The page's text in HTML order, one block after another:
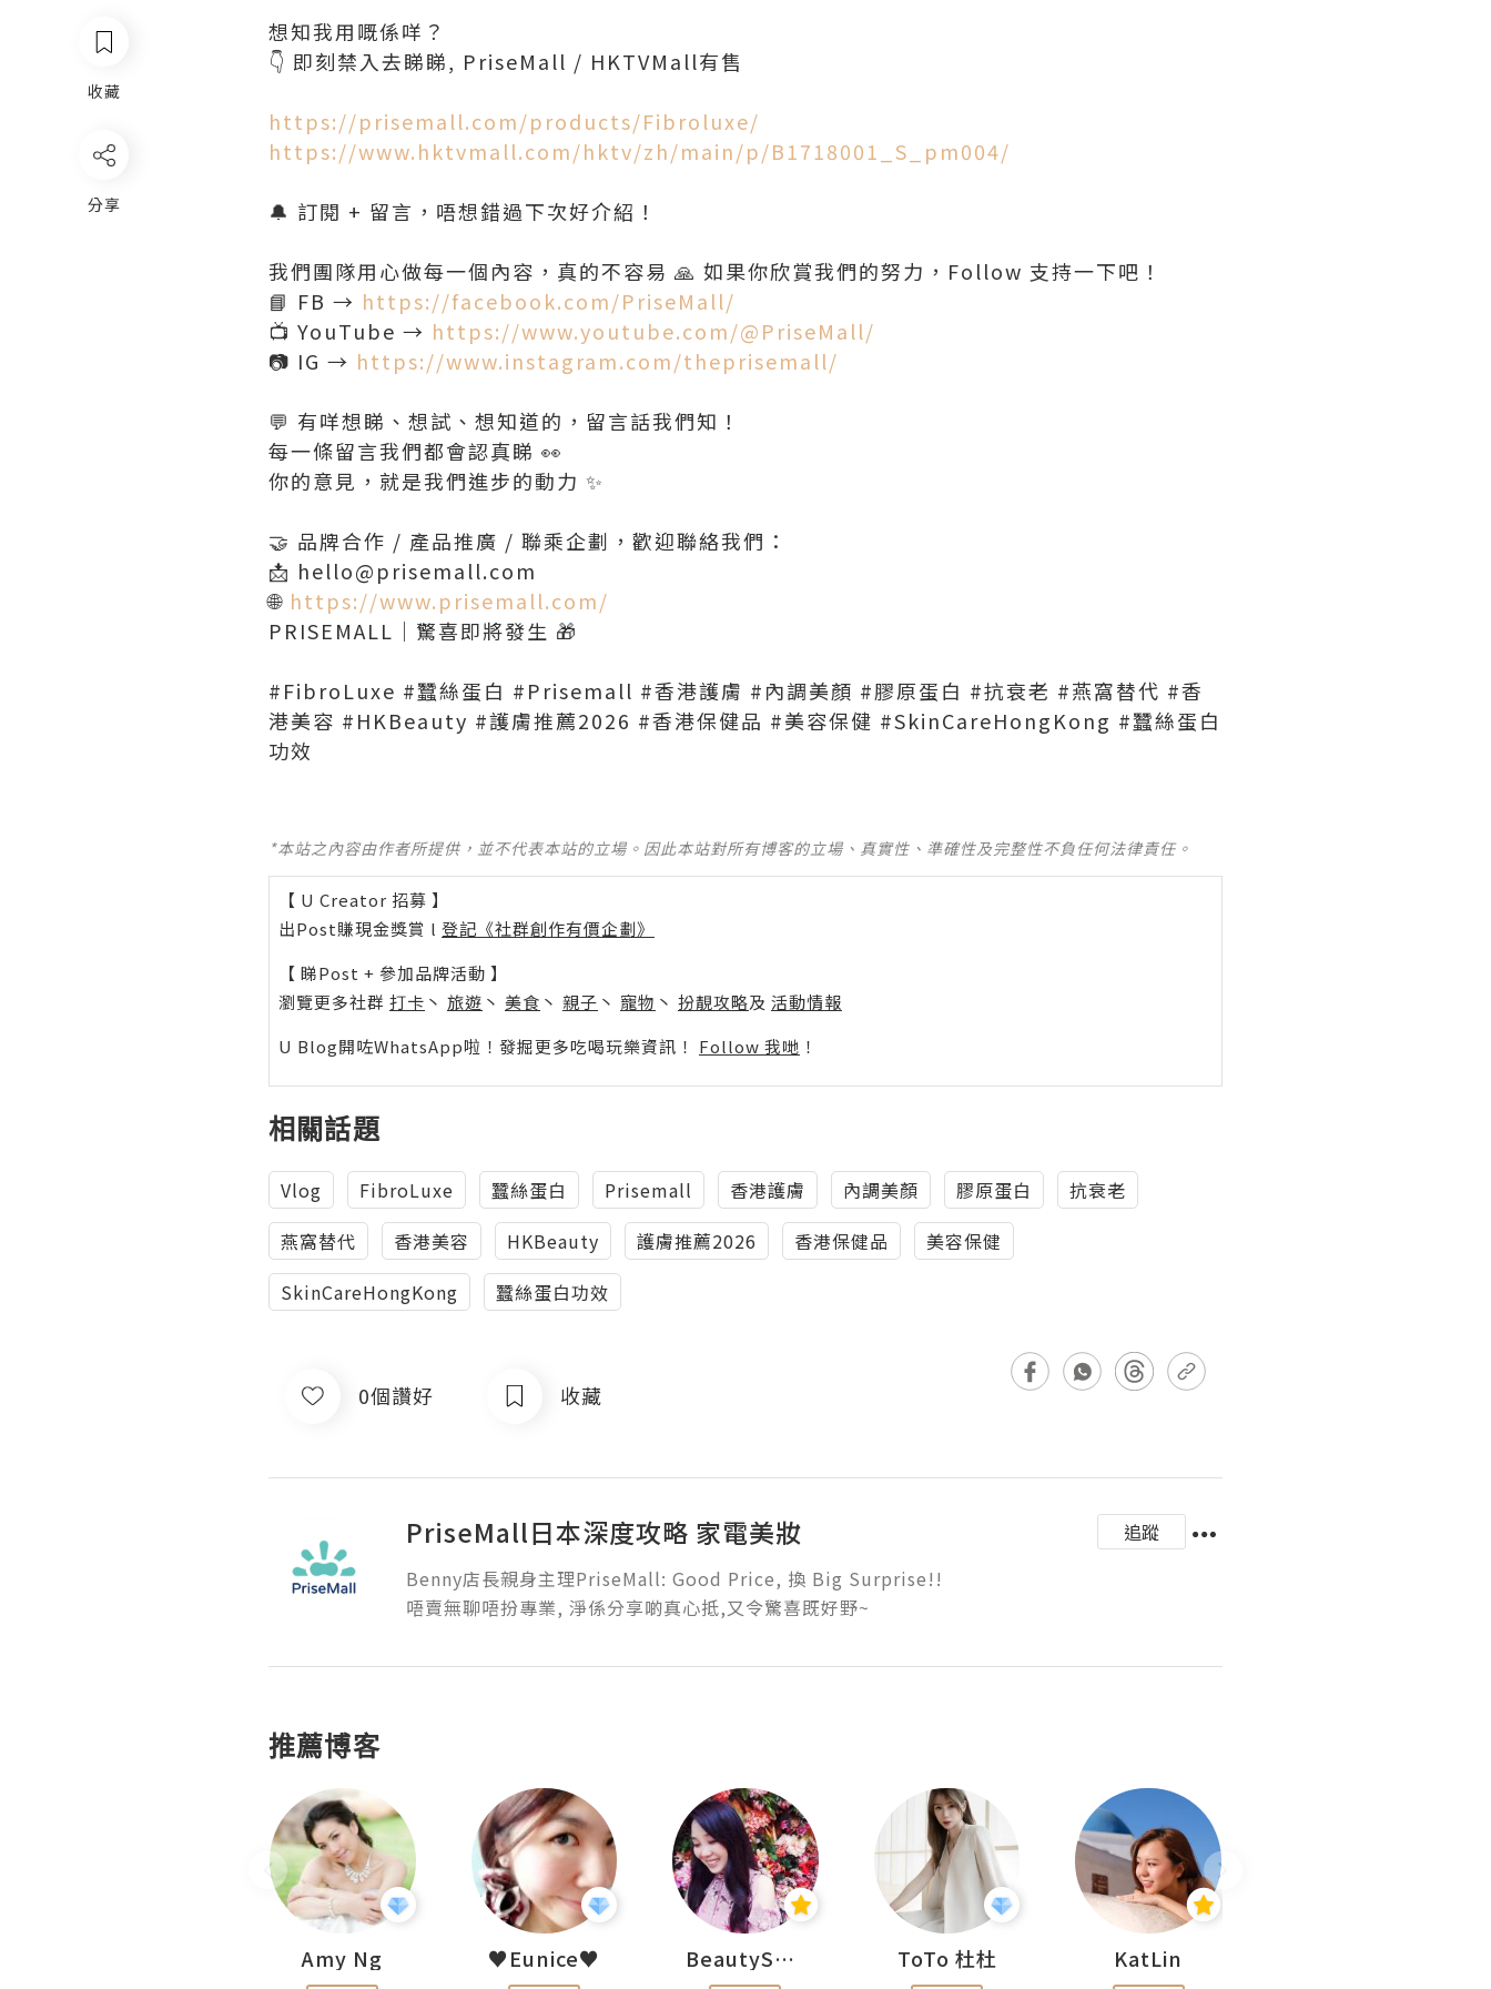
收藏
分享
想知我用嘅係咩？
👇 即刻禁入去睇睇, PriseMall / HKTVMall有售
https://prisemall.com/products/Fibroluxe/
https://www.hktvmall.com/hktv/zh/main/p/B1718001_S_pm004/
🔔 訂閱 + 留言，唔想錯過下次好介紹！
我們團隊用心做每一個內容，真的不容易 🙏 如果你欣賞我們的努力，Follow 支持一下吧！
📘 FB → https://facebook.com/PriseMall/
📺 YouTube → https://www.youtube.com/@PriseMall/
📷 IG → https://www.instagram.com/theprisemall/
💬 有咩想睇、想試、想知道的，留言話我們知！
每一條留言我們都會認真睇 👀
你的意見，就是我們進步的動力 ✨
🤝 品牌合作 / 產品推廣 / 聯乘企劃，歡迎聯絡我們：
📩 hello@prisemall.com
🌐 https://www.prisemall.com/
PRISEMALL｜驚喜即將發生 🎁
#FibroLuxe #蠶絲蛋白 #Prisemall #香港護膚 #內調美顏 #膠原蛋白 #抗衰老 #燕窩替代 #香
港美容 #HKBeauty #護膚推薦2026 #香港保健品 #美容保健 #SkinCareHongKong #蠶絲蛋白
功效
*本站之內容由作者所提供，並不代表本站的立場。因此本站對所有博客的立場、真實性、準確性及完整性不負任何法律責任。
【 U Creator 招募 】
出Post賺現金獎賞 l 登記《社群創作有價企劃》
【 睇Post + 參加品牌活動 】
瀏覽更多社群 打卡 丶 旅遊 丶 美食 丶 親子 丶 寵物 丶 扮靚攻略及 活動情報
U Blog開咗WhatsApp啦！發掘更多吃喝玩樂資訊！ Follow 我哋 ！
相關話題
Vlog FibroLuxe 蠶絲蛋白 Prisemall 香港護膚 內調美顏 膠原蛋白
抗衰老
燕窩替代
香港美容 HKBeauty 護膚推薦2026 香港保健品
美容保健
SkinCareHongKong
蠶絲蛋白功效
0個讚好 收藏
PriseMall日本深度攻略 家電美妝
追蹤
Benny店長親身主理PriseMall: Good Price, 換 Big Surprise!!
唔賣無聊唔扮專業, 淨係分享啲真心抵,又令驚喜既好野~
推薦博客
Amy Ng ♥Eunice♥ BeautySearch ToTo 杜杜 KatLin